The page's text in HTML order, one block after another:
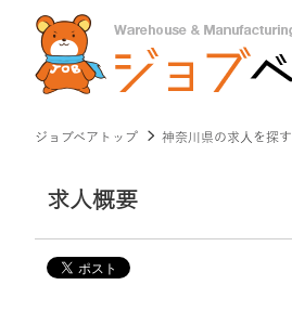
ジョブベアトップ 神奈川県の求人を探す
求人概要